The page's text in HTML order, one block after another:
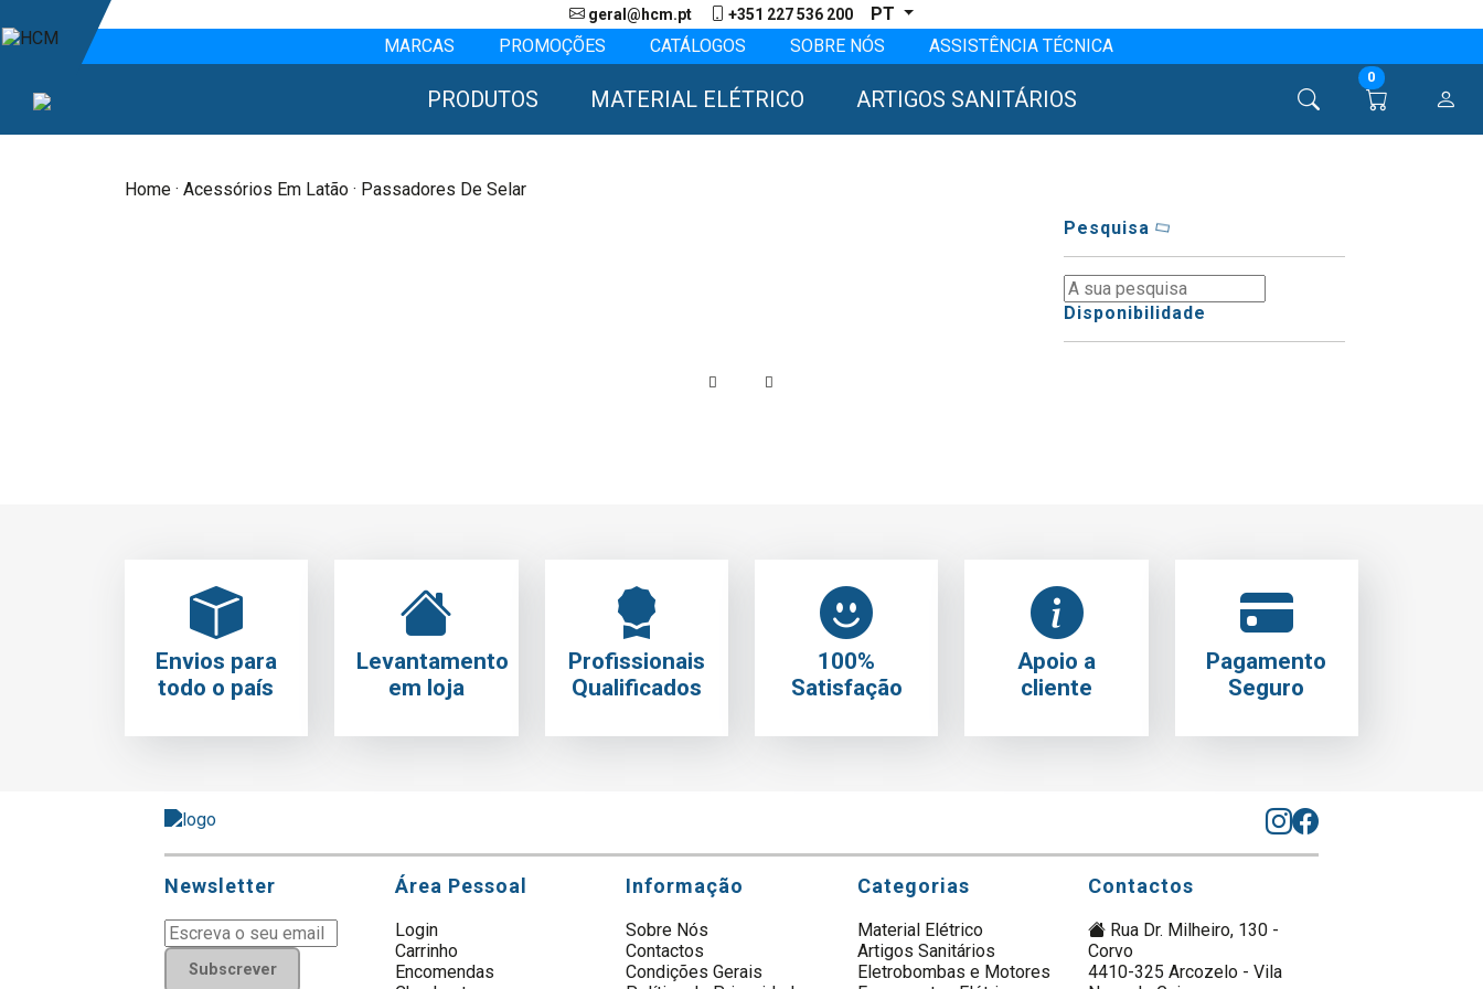
geral@hcm.pt +351 227 536 200
PT
MARCAS
PROMOÇÕES CATÁLOGOS SOBRE NÓS ASSISTÊNCIA TÉCNICA
PRODUTOS MATERIAL ELÉTRICO ARTIGOS SANITÁRIOS
0
Home· Acessórios Em Latão· Passadores De Selar
Pesquisa
Disponibilidade
Envios para
todo o país
Levantamento
em loja
Profissionais
Qualificados
100%
Satisfação
Apoio a
cliente
Pagamento
Seguro
Newsletter
Subscrever
Área Pessoal
Login
Carrinho
Encomendas
Informação
Sobre Nós
Contactos
Condições Gerais
Categorias
Material Elétrico
Artigos Sanitários
Eletrobombas e Motores
Contactos
Rua Dr. Milheiro, 130 -
Corvo
4410-325 Arcozelo - Vila